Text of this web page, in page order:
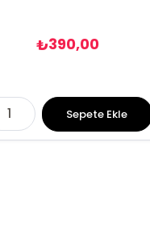
₺390,00
Sepete Ekle